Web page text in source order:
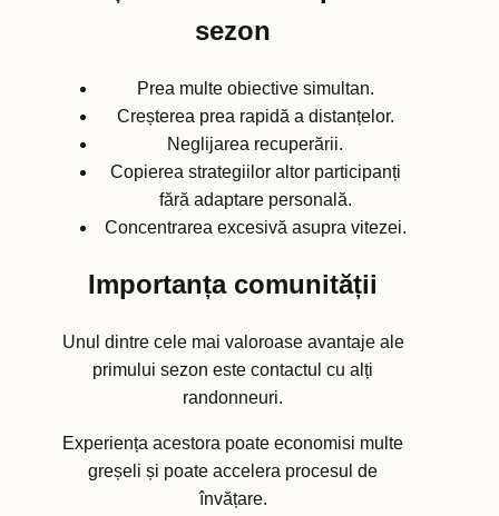
sezon
Prea multe obiective simultan.
Creșterea prea rapidă a distanțelor.
Neglijarea recuperării.
Copierea strategiilor altor participanți
fără adaptare personală.
Concentrarea excesivă asupra vitezei.
Importanța comunității
Unul dintre cele mai valoroase avantaje ale
primului sezon este contactul cu alți
randonneuri.
Experiența acestora poate economisi multe
greșeli și poate accelera procesul de
învățare.